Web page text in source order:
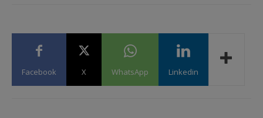
Facebook X WhatsApp Linkedin